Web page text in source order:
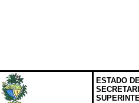
ESTADO